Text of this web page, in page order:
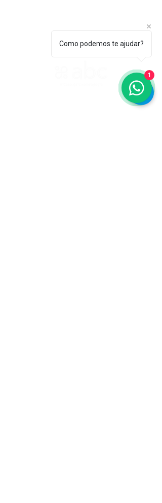
ASSOCIAÇÃO BRASILEIRA DE COSMETOLOGIA
R. Ana Catharina Randi, 25 Jd. Petrópolis - São
Como podemos te ajudar?
1